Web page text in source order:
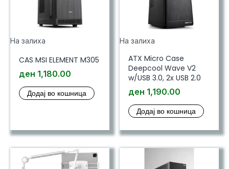
На залиха
CAS MSI ELEMENT M305
ден 1,180.00
Додај во кошница
На залиха
ATX Micro Case
Deepcool Wave V2
w/USB 3.0, 2x USB 2.0
ден 1,190.00
Додај во кошница